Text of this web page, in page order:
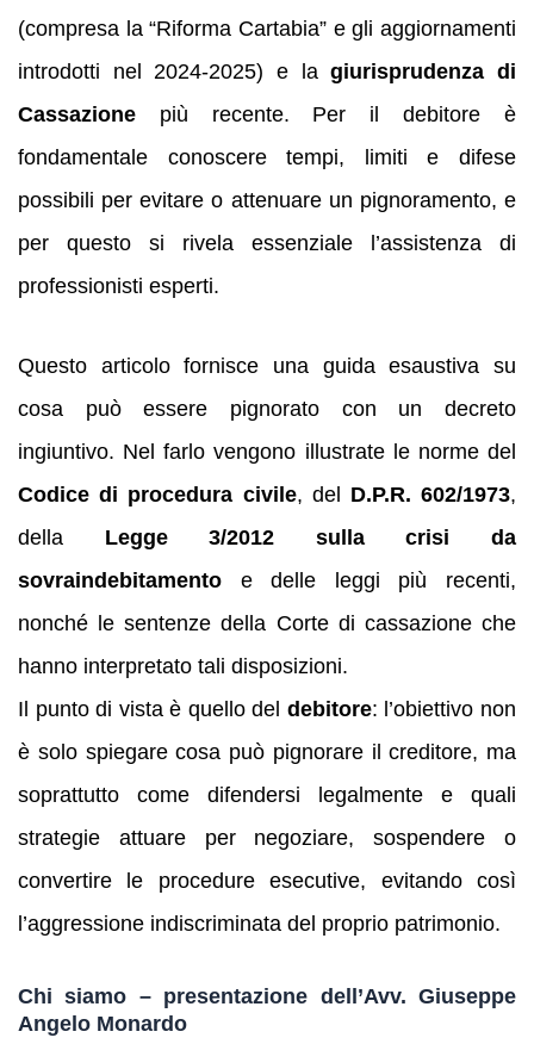
(compresa la “Riforma Cartabia” e gli aggiornamenti
introdotti nel 2024‑2025) e lagiurisprudenza di
Cassazione più recente. Per il debitore è
fondamentale conoscere tempi, limiti e difese
possibili per evitare o attenuare un pignoramento, e
per questo si rivela essenziale l’assistenza di
professionisti esperti.
Questo articolo fornisce una guida esaustiva su
cosa può essere pignorato con un decreto
ingiuntivo. Nel farlo vengono illustrate le norme del
Codice di procedura civile, del D.P.R. 602/1973,
della Legge 3/2012 sulla crisi da
sovraindebitamento e delle leggi più recenti,
nonché le sentenze della Corte di cassazione che
hanno interpretato tali disposizioni.
Il punto di vista è quello del debitore: l’obiettivo non
è solo spiegare cosa può pignorare il creditore, ma
soprattutto come difendersi legalmente e quali
strategie attuare per negoziare, sospendere o
convertire le procedure esecutive, evitando così
l’aggressione indiscriminata del proprio patrimonio.
Chi siamo – presentazione dell’Avv. Giuseppe
Angelo Monardo